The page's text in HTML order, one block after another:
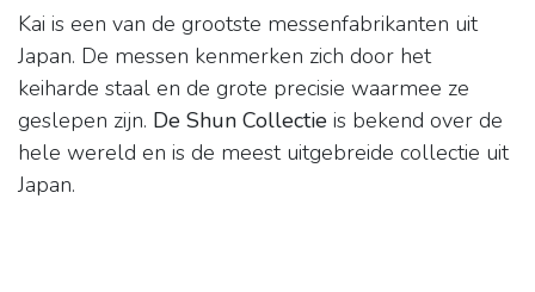
Kai is een van de grootste messenfabrikanten uit
Japan. De messen kenmerken zich door het
keiharde staal en de grote precisie waarmee ze
geslepen zijn. De Shun Collectie is bekend over de
hele wereld en is de meest uitgebreide collectie uit
Japan.